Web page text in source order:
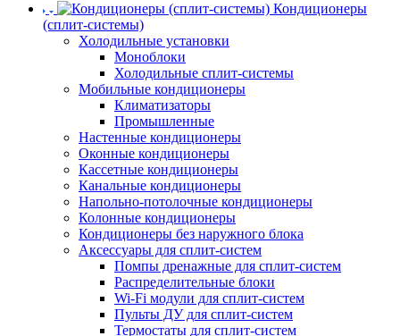
Кондиционеры
(сплит-системы)
Холодильные установки
Моноблоки
Холодильные сплит-системы
Мобильные кондиционеры
Климатизаторы
Промышленные
Настенные кондиционеры
Оконные кондиционеры
Кассетные кондиционеры
Канальные кондиционеры
Напольно-потолочные кондиционеры
Колонные кондиционеры
Кондиционеры без наружного блока
Аксессуары для сплит-систем
Помпы дренажные для сплит-систем
Распределительные блоки
Wi-Fi модули для сплит-систем
Пульты ДУ для сплит-систем
Термостаты для сплит-систем